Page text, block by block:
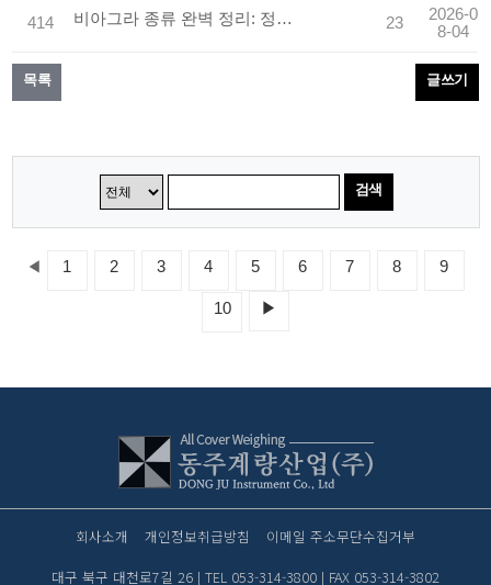
414 비아그라 종류 완벽 정리: 정품, 제네릭, 시알리스, 자이데나 비교 23
2026-0
8-04
목록 글쓰기
검색
◀ 1 2 3 4 5 6 7 8 9
10 ▶
회사소개 개인정보취급방침
이메일 주소무단수집거부
대구 북구 대천로7길 26 | TEL 053-314-3800 | FAX 053-314-3802